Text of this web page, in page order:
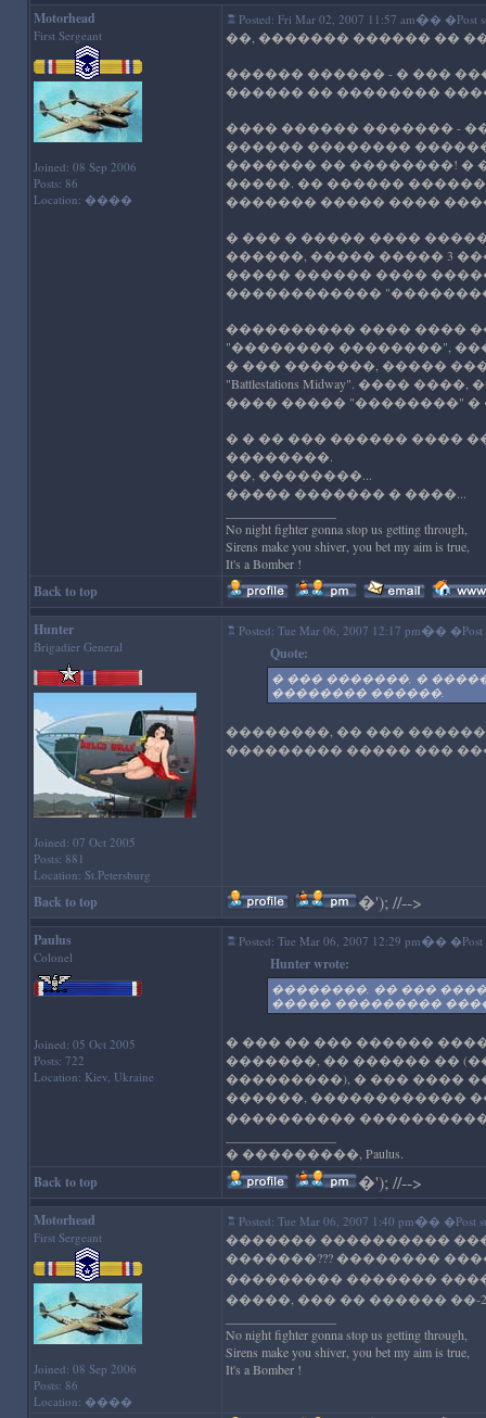
Motorhead
First Sergeant
Joined: 08 Sep 2006
Posts: 86
Location: ����
Posted: Fri Mar 02, 2007 11:57 am�� �Post
��, ������� ������ ��
������ ������ - � ���
������ �� ��������
���� ������ ������� -
������ ��������
������� �� ��������! �
�����. �� ������
������� ����� ����
� ��� � ����� ����
������, ����� ����� 3
����� ������ ����
������������
���������� ���� ����
"�������� ��������",
� ��� �������, �����
"Battlestations Midway".
���� ����� "��������"
� � �� ��� ������ ����
��������.
��, ��������...
����� ������� � ����...
No night fighter gonna stop us getting through,
Sirens make you shiver, you bet my aim is true,
It's a Bomber !
Back to top
Hunter
Brigadier General
Joined: 07 Oct 2005
Posts: 881
Location: St.Petersburg
Posted: Tue Mar 06, 2007 12:17 pm�� �Post
Quote:
� ��� �������, �
�������� ������.
��������, �� ���
��������� ����� ���
Back to top �'); //-->
Paulus
Colonel
Joined: 05 Oct 2005
Posts: 722
Location: Kiev, Ukraine
Posted: Tue Mar 06, 2007 12:29 pm�� �Post
Hunter wrote:
��������, �� ���
����� ���������
� ��� �� ��� ������
�������, �� ������ ��
���������), � ��� ����
������, ������������
����������
� ���������, Paulus.
Back to top �'); //-->
Motorhead
First Sergeant
Joined: 08 Sep 2006
Posts: 86
Location: ����
Posted: Tue Mar 06, 2007 1:40 pm�� �Post
������� ����������
�������??? ��������
��������� �������
�����, ��� �� ������
No night fighter gonna stop us getting through,
Sirens make you shiver, you bet my aim is true,
It's a Bomber !